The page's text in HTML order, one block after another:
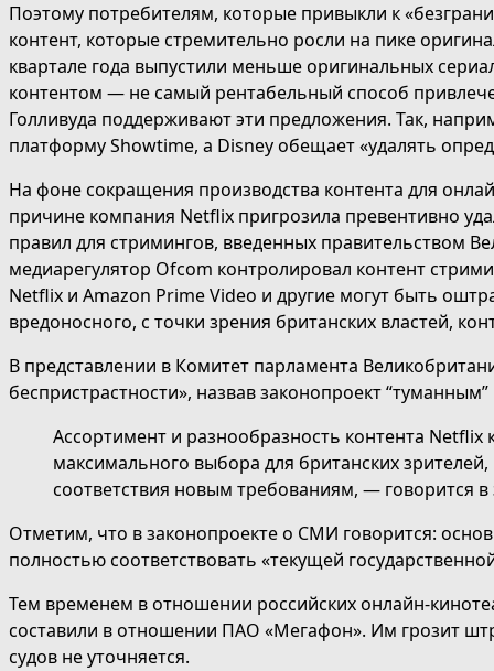
Поэтому потребителям, которые привыкли к
контент, которые стремительно росли на пике
квартале года выпустили меньше оригинальных
контентом — не самый рентабельный способ
Голливуда поддерживают эти предложения. Так,
платформу Showtime, а Disney обещает «удалять
На фоне сокращения производства контента для
причине компания Netflix пригрозила превентивно
правил для стримингов, введенных правительством
медиарегулятор Ofcom контролировал контент
Netflix и Amazon Prime Video и другие могут быть
вредоносного, с точки зрения британских властей,
В представлении в Комитет парламента
беспристрастности», назвав законопроект
Ассортимент и разнообразность контента
максимального выбора для британских
соответствия новым требованиям, — говорится в
Отметим, что в законопроекте о СМИ говорится:
полностью соответствовать «текущей
Тем временем в отношении российских онлайн-
составили в отношении ПАО «Мегафон». Им грозит
судов не уточняется.